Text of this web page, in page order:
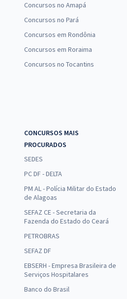
Concursos no Amapá
Concursos no Pará
Concursos em Rondônia
Concursos em Roraima
Concursos no Tocantins
CONCURSOS MAIS
PROCURADOS
SEDES
PC DF - DELTA
PM AL - Polícia Militar do Estado
de Alagoas
SEFAZ CE - Secretaria da
Fazenda do Estado do Ceará
PETROBRAS
SEFAZ DF
EBSERH - Empresa Brasileira de
Serviços Hospitalares
Banco do Brasil